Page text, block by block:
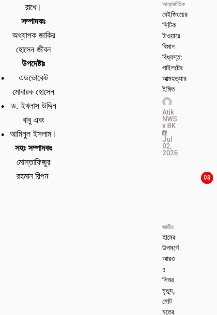
রাখে।
সম্পাদকঃ
অধ্যাপক জাকির
হোসেন জীবন
উপদেষ্টাঃ
এডভোকেট
মোবারক হোসেন
ড. ইখলাস উদ্দিন
বাবু এবং
আমিনুল ইসলাম।
সহঃ সম্পাদকঃ
মোস্তাফিজুর
রহমান রিপন
আন্তর্জাতিক
বেইজিংয়ের
সিটিক
টাওয়ারে
বিমান
বিধ্বস্ত:
পাইলটের
আত্মহত্যার
ইঙ্গিত
Atik
NWS
x BK
Jul
02,
2026
03
জাতীয়
হামের
উপসর্গে
আরও
৫
শিশুর
মৃত্যু,
মোট
মৃতের